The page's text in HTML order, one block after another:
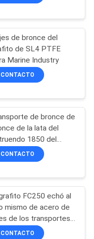
buje
8
11
de bronce del
de SL4 PTFE
Marine Industry
CONTACTO
de bronce de
de la lata del
1850 del
que lleva CuSn12
el sector de la
CONTACTO
FC250 echó al
mismo de acero de
de los transportes
lubricaba los
CONTACTO